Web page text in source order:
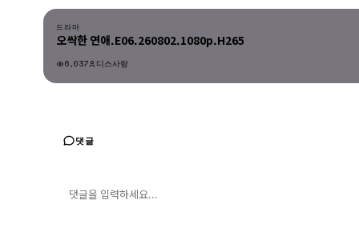
드라마
오싹한 연애.E06.260802.1080p.H265
6,037 디스사랑
드라마
댓글